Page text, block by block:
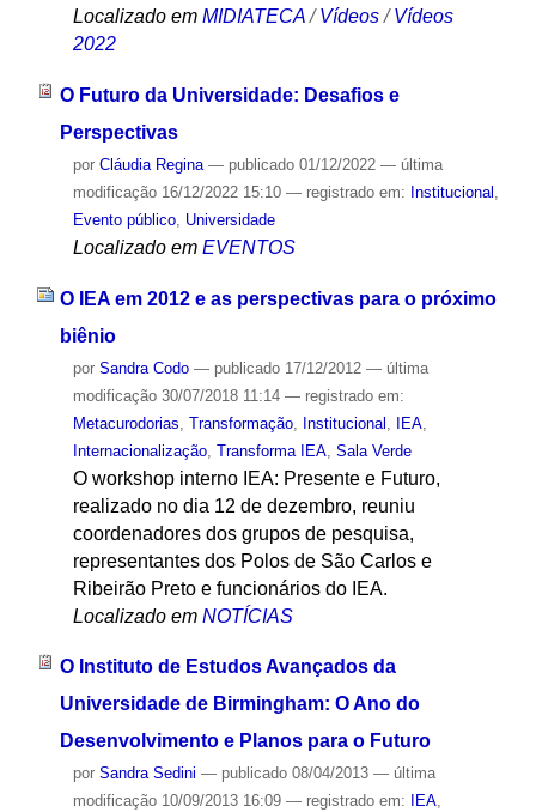
Localizado em MIDIATECA /Vídeos /Vídeos
2022
O Futuro da Universidade: Desafios e
Perspectivas
por Cláudia Regina — publicado01/12/2022 — última
modificação16/12/2022 15:10 — registrado em: Institucional ,
Evento público, Universidade
Localizado em EVENTOS
O IEA em 2012 e as perspectivas para o próximo
biênio
por Sandra Codo — publicado17/12/2012 — última
modificação30/07/2018 11:14 — registrado em:
Metacurodorias Transformação, Institucional IEA,
Internacionalização, Transforma IEA, Sala Verde
O workshop interno IEA: Presente e Futuro,
realizado no dia 12 de dezembro, reuniu
coordenadores dos grupos de pesquisa,
representantes dos Polos de São Carlos e
Ribeirão Preto e funcionários do IEA.
Localizado em NOTÍCIAS
O Instituto de Estudos Avançados da
Universidade de Birmingham: O Ano do
Desenvolvimento e Planos para o Futuro
por Sandra Sedini — publicado08/04/2013 — última
modificação10/09/2013 16:09 — registrado em: IEA,